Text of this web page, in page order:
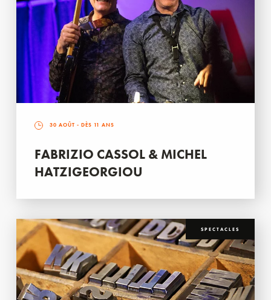
30 AOÛT - DÈS 11 ANS
FABRIZIO CASSOL & MICHEL
HATZIGEORGIOU
SPECTACLES